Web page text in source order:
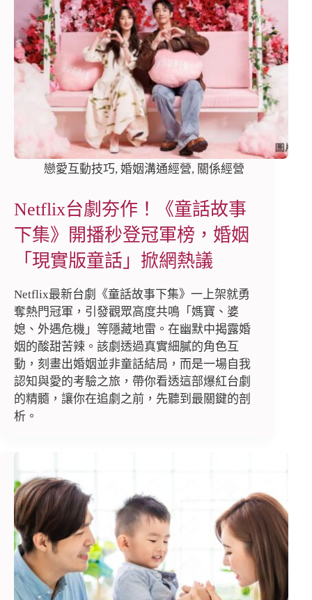
戀愛互動技巧, 婚姻溝通經營, 關係經營
Netflix台劇夯作！《童話故事
下集》開播秒登冠軍榜，婚姻
「現實版童話」掀網熱議
Netflix最新台劇《童話故事下集》一上架就勇
奪熱門冠軍，引發觀眾高度共鳴「媽寶、婆
媳、外遇危機」等隱藏地雷。在幽默中揭露婚
姻的酸甜苦辣。該劇透過真實細膩的角色互
動，刻畫出婚姻並非童話結局，而是一場自我
認知與愛的考驗之旅，帶你看透這部爆紅台劇
的精髓，讓你在追劇之前，先聽到最關鍵的剖
析。